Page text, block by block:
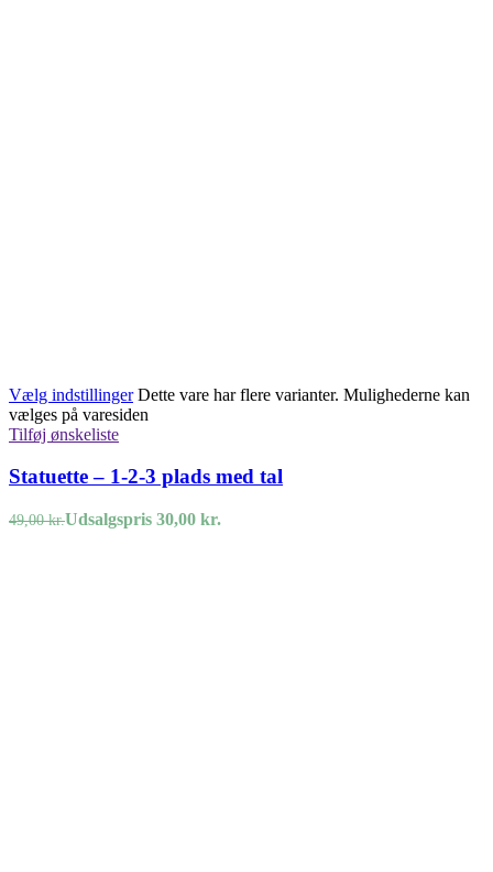
Vælg indstillinger Dette vare har flere varianter. Mulighederne kan
vælges på varesiden
Tilføj ønskeliste
Statuette – 1-2-3 plads med tal
49,00kr.Udsalgspris 30,00 kr.